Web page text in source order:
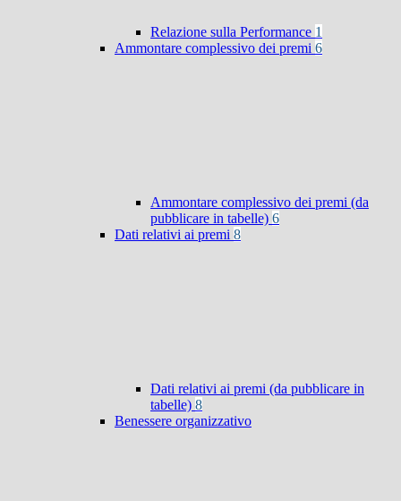
Relazione sulla Performance 1
Ammontare complessivo dei premi 6
Ammontare complessivo dei premi (da
pubblicare in tabelle) 6
Dati relativi ai premi 8
Dati relativi ai premi (da pubblicare in
tabelle) 8
Benessere organizzativo